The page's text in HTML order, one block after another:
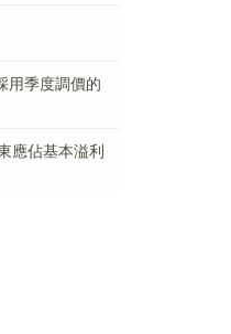
用季度調價的
應佔基本溢利